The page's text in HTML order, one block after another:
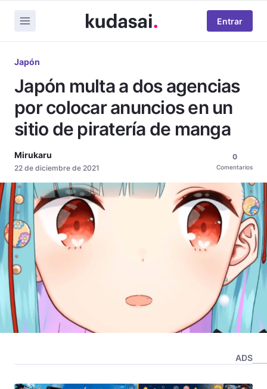
Entrar
Japón
Japón multa a dos agencias
por colocar anuncios en un
sitio de piratería de manga
Mirukaru
22 de diciembre de 2021
0
Comentarios
ADS